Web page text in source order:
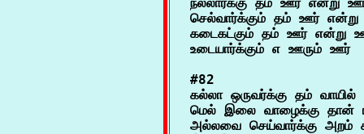
செல்வார்க்கும் தம் ஊர்
கடைகட்கும் தம் ஊர் என்று
#82
கல்லா ஒருவர்க்கு தம்
மெல் இலை வாழைக்கு தான்
அல்லவை செய்வார்க்கு அறம்